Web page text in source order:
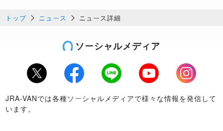
トップ ニュース ニュース詳細
ソーシャルメディア
Twitter Facebook LINE Youtube
Instagram
JRA-VANでは各種ソーシャルメディアで様々な情報を発信して
います。